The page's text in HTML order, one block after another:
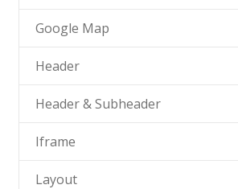
Google Map
Header
Header & Subheader
Iframe
Layout